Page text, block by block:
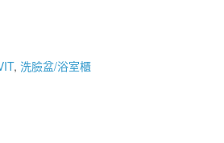
。
, 洗臉盆/浴室櫃